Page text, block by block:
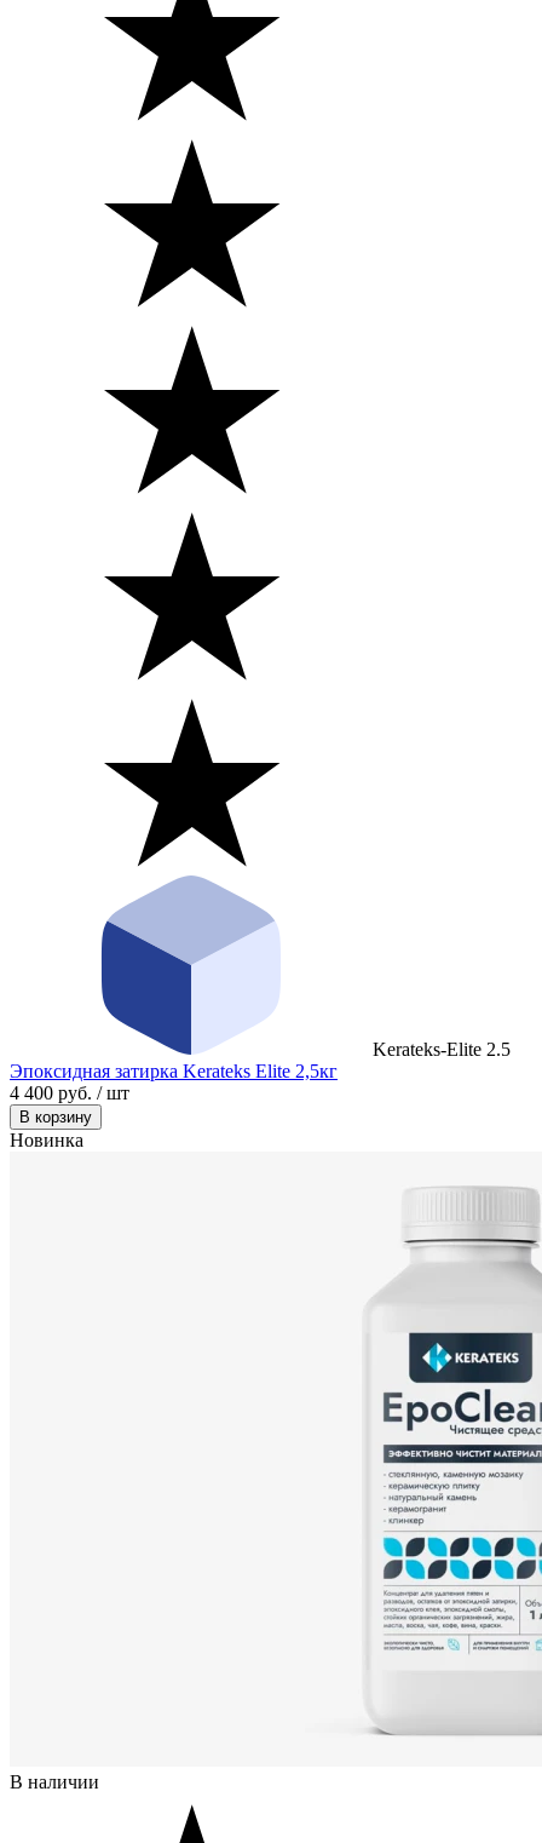
Kerateks-Elite 2.5
Эпоксидная затирка Kerateks Elite 2,5кг
4 400 руб. / шт
В корзину
Новинка
В наличии